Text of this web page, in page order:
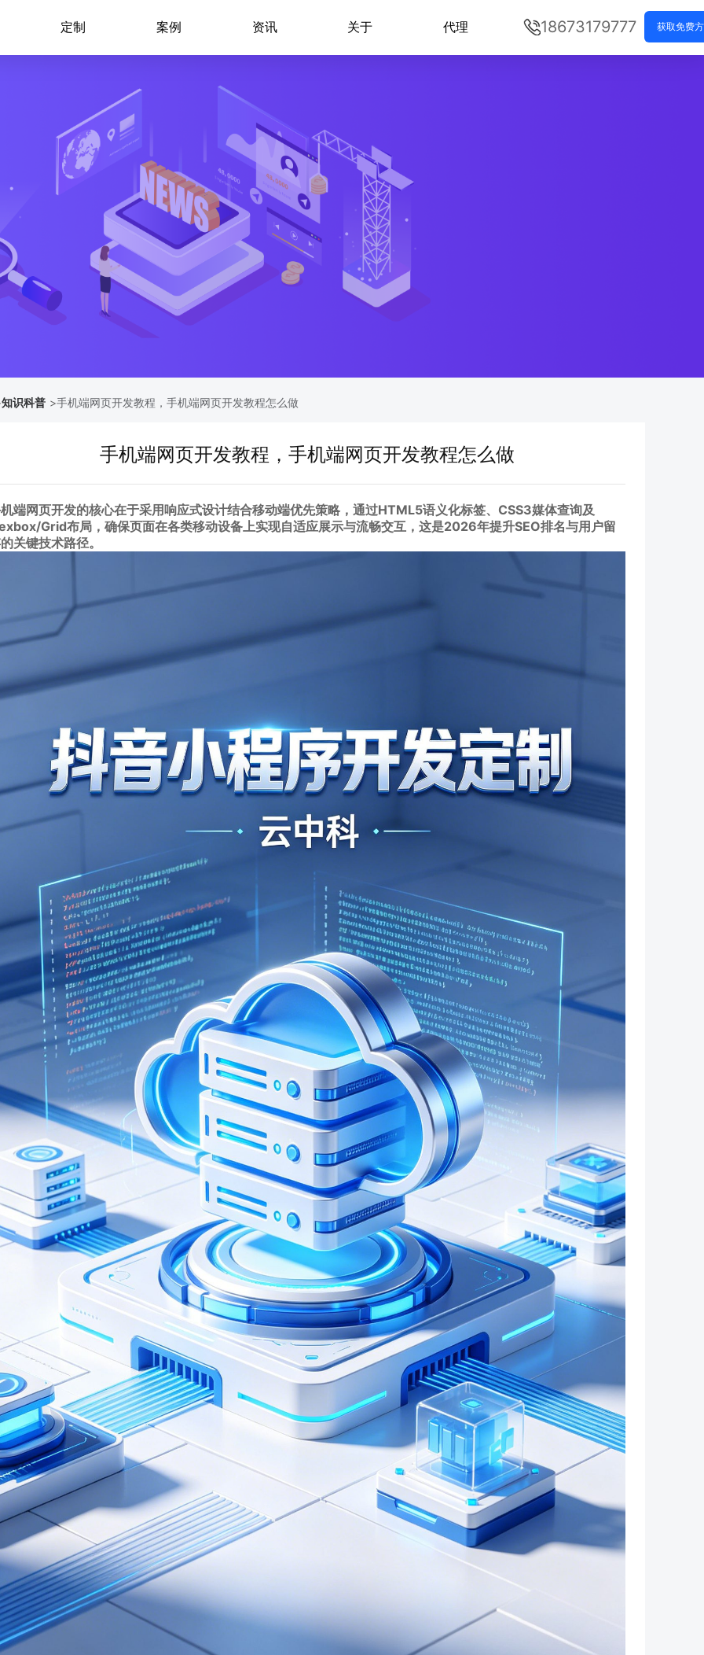
定制 案例 资讯 关于 代理 18673179777 获取免费
知识科普 >手机端网页开发教程，手机端网页开发教程怎么做
手机端网页开发教程，手机端网页开发教程怎么做
端网页开发的核心在于采用响应式设计结合移动端优先策略，通过HTML5语义化标签、CSS3媒体查询及
Grid布局，确保页面在各类移动设备上实现自适应展示与流畅交互，这是2026年提升SEO排名与用户留
关键技术路径。